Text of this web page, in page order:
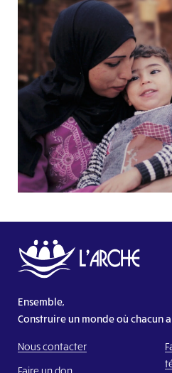
Ensemble,
Construire un monde où chacun
Nous contacter